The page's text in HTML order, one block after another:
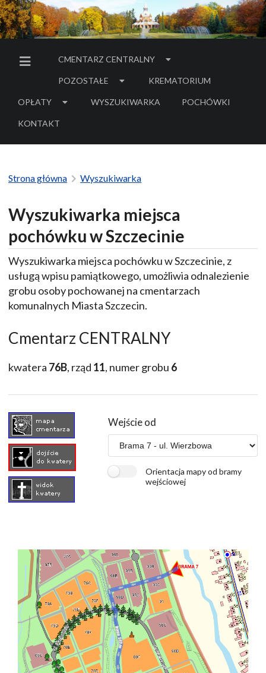
MENU BOCZNE
CMENTARZ CENTRALNY
POZOSTAŁE KREMATORIUM
OPŁATY WYSZUKIWARKA POCHÓWKI
- LINK DO SERWISU
KONTAKT
Strona główna Wyszukiwarka
Wyszukiwarka miejsca
pochówku w Szczecinie
Wyszukiwarka miejsca pochówku w Szczecinie, z
usługą wpisu pamiątkowego, umożliwia odnalezienie
grobu osoby pochowanej na cmentarzach
komunalnych Miasta Szczecin.
Cmentarz CENTRALNY
kwatera 76B, rząd 11, numer grobu 6
Wejście od
Orientacja mapy od bramy
wejściowej